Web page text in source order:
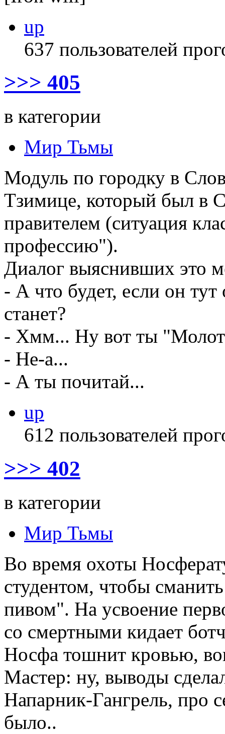
up
637 пользователей
>>> 405
в категории
Мир Тьмы
Модуль по городку в
Тзимице, который был в
правителем (ситуация
профессию").
Диалог выяснивших это
- А что будет, если он тут
станет?
- Хмм... Ну вот ты "Молот
- Не-а...
- А ты почитай...
up
612 пользователей
>>> 402
в категории
Мир Тьмы
Во время охоты
студентом, чтобы
пивом". На усвоение
со смертными кидает
Носфа тошнит кровью,
Мастер: ну, выводы
Напарник-Гангрель, про
было..